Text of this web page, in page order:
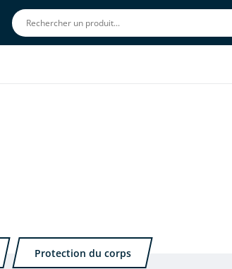
Protection du corps